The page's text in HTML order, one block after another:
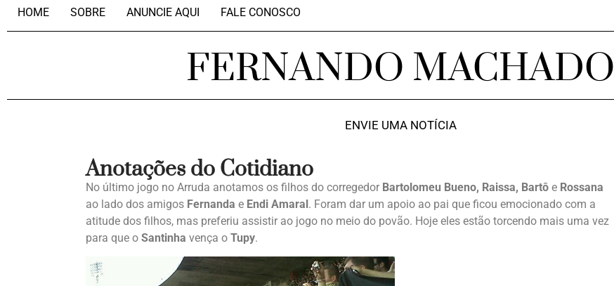
HOME SOBRE ANUNCIE AQUI FALE CONOSCO
FERNANDO MACHADO
ENVIE UMA NOTÍCIA
Anotações do Cotidiano
No último jogo no Arruda anotamos os filhos do corregedor Bartolomeu Bueno, Raissa, Bartô e Rossana
ao lado dos amigos Fernanda e Endi Amaral. Foram dar um apoio ao pai que ficou emocionado com a
atitude dos filhos, mas preferiu assistir ao jogo no meio do povão. Hoje eles estão torcendo mais uma vez
para que o Santinha vença o Tupy.